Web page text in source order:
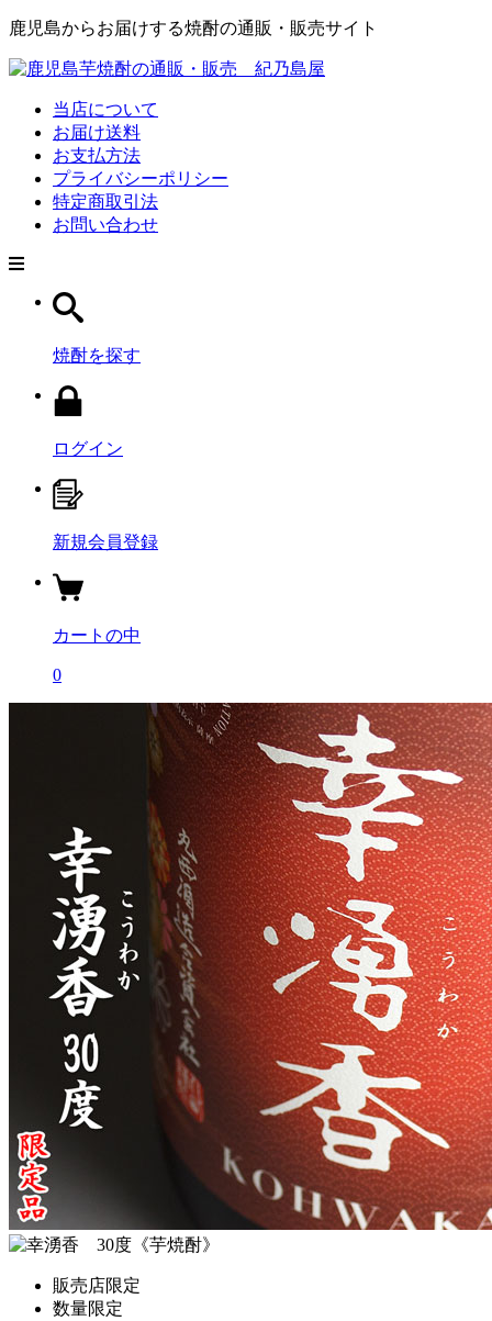
鹿児島からお届けする焼酎の通販・販売サイト
当店について
お届け送料
お支払方法
プライバシーポリシー
特定商取引法
お問い合わせ
焼酎を探す
ログイン
新規会員登録
カートの中
0
販売店限定
数量限定